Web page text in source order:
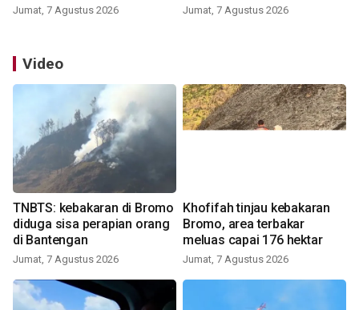
Jumat, 7 Agustus 2026 Jumat, 7 Agustus 2026
Video
TNBTS: kebakaran di Bromo
diduga sisa perapian orang
di Bantengan
Jumat, 7 Agustus 2026
Khofifah tinjau kebakaran
Bromo, area terbakar
meluas capai 176 hektar
Jumat, 7 Agustus 2026